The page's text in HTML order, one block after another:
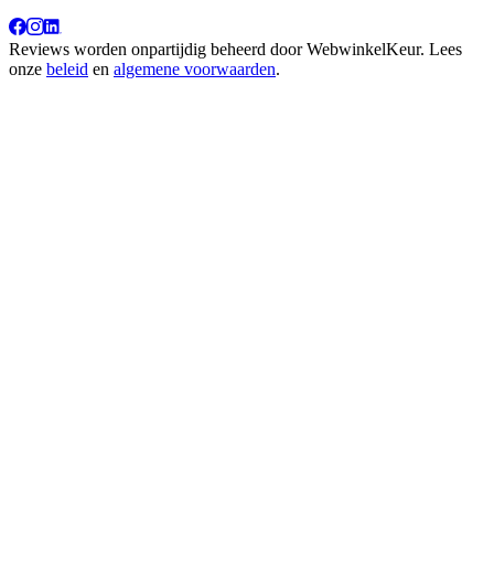
Reviews worden onpartijdig beheerd doorWebwinkelKeur. Lees
onze beleid en algemene voorwaarden.